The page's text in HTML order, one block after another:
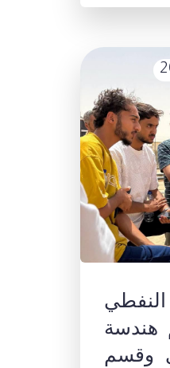
النفطي
هندسة
وقسم